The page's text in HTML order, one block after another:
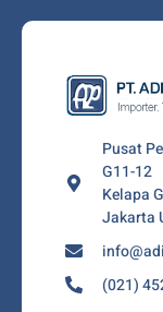
Pusat
G11-12
Kelapa
Jakarta
(021)